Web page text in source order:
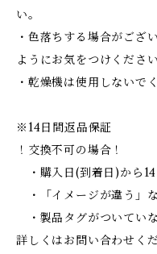
い。
・色落ちする場合がござ
ようにお気をつけください
・乾燥機は使用しないで
※14日間返品保証
！交換不可の場合！
・購入日(到着日)から
・「イメージが違う」
・製品タグがついてい
詳しくはお問い合わせくだ